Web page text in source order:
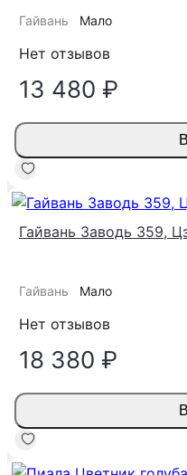
Гайвань Мало
Нет отзывов
13 480 ₽
Гайвань Заводь 359,
Гайвань Мало
Нет отзывов
18 380 ₽